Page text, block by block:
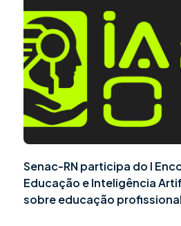
Senac-RN participa do I
Educação e Inteligência
sobre educação profissional